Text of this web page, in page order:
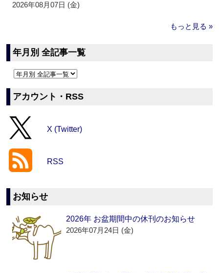
2026年08月07日 (金)
もっと見る »
年月別 全記事一覧
アカウント・RSS
X (Twitter)
RSS
お知らせ
2026年 お盆期間中の休刊のお知らせ
2026年07月24日 (金)